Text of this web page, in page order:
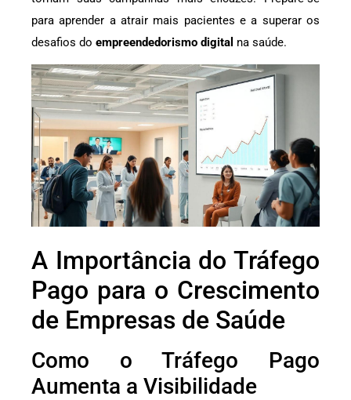
para aprender a atrair mais pacientes e a superar os
desafios do empreendedorismo digital na saúde.
A Importância do Tráfego
Pago para o Crescimento
de Empresas de Saúde
Como o Tráfego Pago
Aumenta a Visibilidade